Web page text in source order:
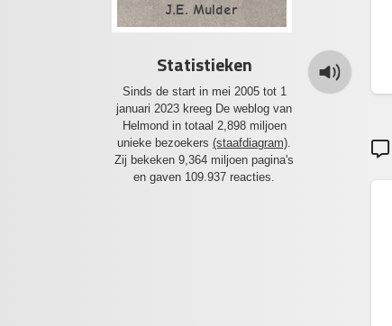
J.E. Mulder
Statistieken
Sinds de start in mei 2005 tot 1
januari 2023 kreeg De weblog van
Helmond in totaal 2,898 miljoen
unieke bezoekers (staafdiagram)
Zij bekeken 9,364 miljoen pagina's
en gaven 109.937 reacties.